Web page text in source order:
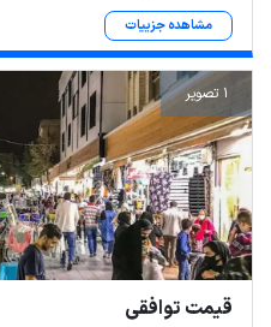
مشاهده جزییات
1 تصویر
قیمت توافقی